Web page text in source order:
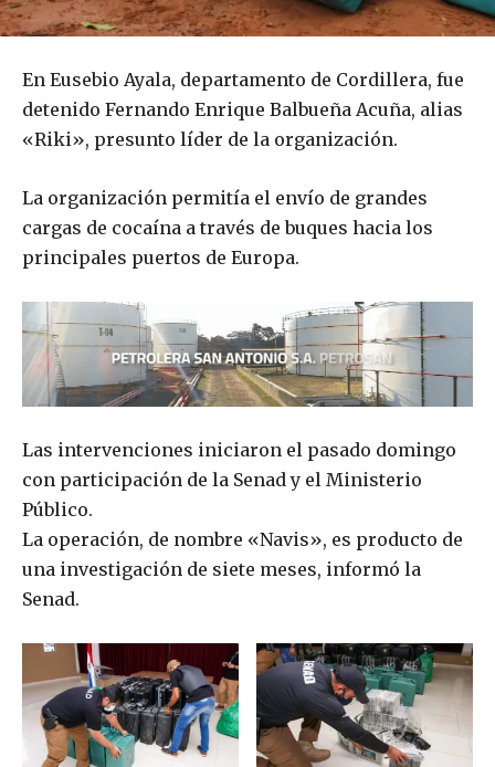
En Eusebio Ayala, departamento de Cordillera, fue
detenido Fernando Enrique Balbueña Acuña, alias
«Riki», presunto líder de la organización.
La organización permitía el envío de grandes
cargas de cocaína a través de buques hacia los
principales puertos de Europa.
Las intervenciones iniciaron el pasado domingo
con participación de la Senad y el Ministerio
Público.
La operación, de nombre «Navis», es producto de
una investigación de siete meses, informó la
Senad.